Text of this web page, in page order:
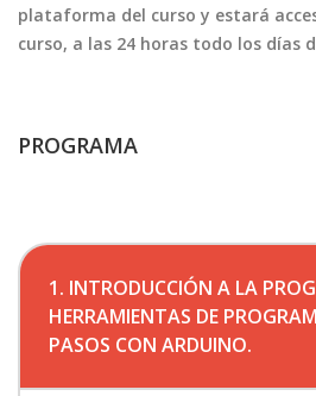
plataforma del curso y estará
curso, a las 24 horas todo los días
PROGRAMA
1. INTRODUCCIÓN A LA
HERRAMIENTAS DE
PASOS CON ARDUINO.